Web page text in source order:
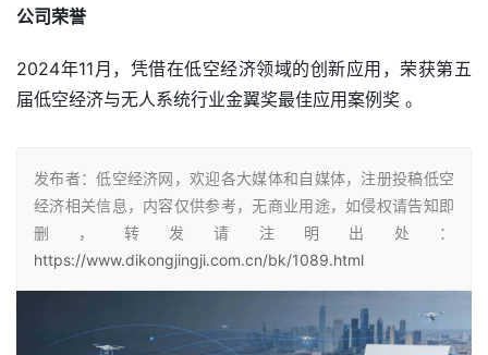
公司荣誉
2024年11月，凭借在低空经济领域的创新应用，荣获第五
届低空经济与无人系统行业金翼奖最佳应用案例奖 。
发布者：低空经济网，欢迎各大媒体和自媒体，注册投稿低空
经济相关信息，内容仅供参考，无商业用途，如侵权请告知即
删，转发请注明出处：
https://www.dikongjingji.com.cn/bk/1089.html